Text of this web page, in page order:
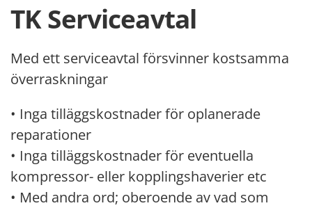
TK Serviceavtal
Med ett serviceavtal försvinner kostsamma
överraskningar
• Inga tilläggskostnader för oplanerade
reparationer
• Inga tilläggskostnader för eventuella
kompressor- eller kopplingshaverier etc
• Med andra ord; oberoende av vad som